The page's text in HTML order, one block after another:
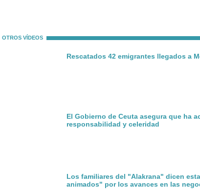
OTROS VÍDEOS
Rescatados 42 emigrantes llegados a
El Gobierno de Ceuta asegura que ha
responsabilidad y celeridad
Los familiares del "Alakrana" dicen
animados" por los avances en las